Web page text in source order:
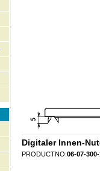
Digitaler Innen-
PRODUCTNO:06-07-